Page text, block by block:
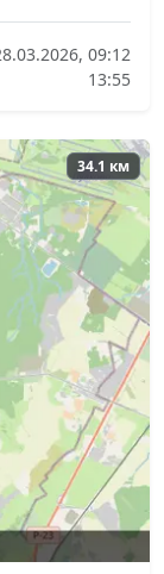
09:12
13:55
34.1 км